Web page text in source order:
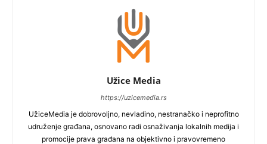
Užice Media
https://uzicemedia.rs
UžiceMedia je dobrovoljno, nevladino, nestranačko i neprofitno
udruženje građana, osnovano radi osnaživanja lokalnih medija i
promocije prava građana na objektivno i pravovremeno